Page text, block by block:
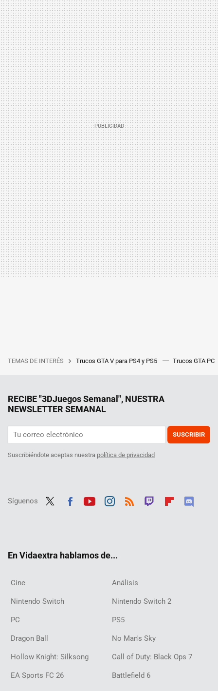
TEMAS DE INTERÉS Trucos GTA V para PS4 y PS5 Trucos GTA PC
RECIBE "3DJuegos Semanal", NUESTRA
NEWSLETTER SEMANAL
SUSCRIBIR
Suscribiéndote aceptas nuestra política de privacidad
Síguenos
En Vidaextra hablamos de...
Cine Análisis
Nintendo Switch Nintendo Switch 2
PC PS5
Dragon Ball No Man's Sky
Hollow Knight: Silksong Call of Duty: Black Ops 7
EA Sports FC 26 Battlefield 6